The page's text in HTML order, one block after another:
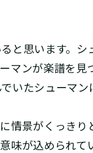
思います。シ
マンが楽譜を見
いたシューマン
景がくっきり
が込められて